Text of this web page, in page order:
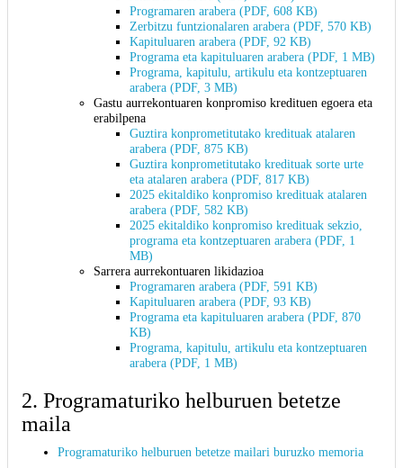
Programaren arabera (PDF, 608 KB)
Zerbitzu funtzionalaren arabera (PDF, 570 KB)
Kapituluaren arabera (PDF, 92 KB)
Programa eta kapituluaren arabera (PDF, 1 MB)
Programa, kapitulu, artikulu eta kontzeptuaren
arabera (PDF, 3 MB)
Gastu aurrekontuaren konpromiso kredituen egoera eta
erabilpena
Guztira konprometitutako kredituak atalaren
arabera (PDF, 875 KB)
Guztira konprometitutako kredituak sorte urte
eta atalaren arabera (PDF, 817 KB)
2025 ekitaldiko konpromiso kredituak atalaren
arabera (PDF, 582 KB)
2025 ekitaldiko konpromiso kredituak sekzio,
programa eta kontzeptuaren arabera (PDF, 1
MB)
Sarrera aurrekontuaren likidazioa
Programaren arabera (PDF, 591 KB)
Kapituluaren arabera (PDF, 93 KB)
Programa eta kapituluaren arabera (PDF, 870
KB)
Programa, kapitulu, artikulu eta kontzeptuaren
arabera (PDF, 1 MB)
2. Programaturiko helburuen betetze
maila
Programaturiko helburuen betetze mailari buruzko memoria